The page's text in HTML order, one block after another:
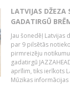
LATVIJAS DŽEZA
GADATIRGŪ
Jau šonedēļ Latvijas
par 9 pilsētās
pirmreizēju
gadatirgū
aprīlim, tiks ierīkots
Mūzikas informācijas